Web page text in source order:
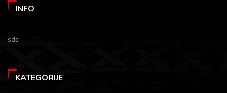
INFO
sds
KATEGORIJE